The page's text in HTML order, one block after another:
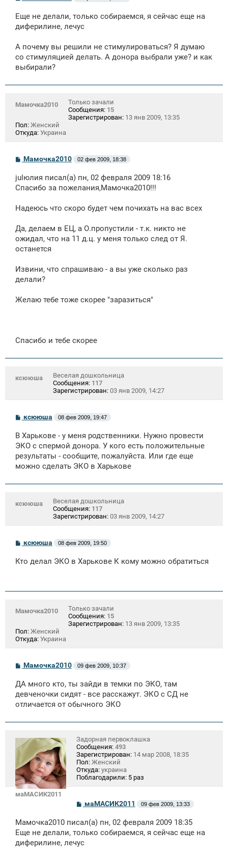
б
щ
и
Еще не делали, только собираемся, я сейчас еще на
диферилине, лечус
А почему вы решили не стимулироваться? Я думаю
со стимуляцией делать. А донора выбрали уже? и как
выбирали?
Мамочка2010
Только зачали
Сообщения: 15
Зарегистрирован: 13 янв 2009, 13:35
Пол: Женский
Откуда: Украина
С
б
щ
и
Мамочка2010 02 фев 2009, 18:38
julюлия писал(а) пн, 02 февраля 2009 18:16
Спасибо за пожелания,Мамочка2010!!!
Надеюсь что скоро будет чем почихать на вас всех
Да, делаем в ЕЦ, а О.пропустили - т.к. никто не
ожидал, что на 11 д.ц. у меня только след от Я.
останется
Извини, что спрашиваю - а вы уже сколько раз
делали?
Желаю тебе тоже скорее "заразиться"
Спасибо и тебе скорее
ксююша
Веселая дошкольница
Сообщения: 117
Зарегистрирован: 03 янв 2009, 14:27
С
б
щ
н
и
ксююша 08 фев 2009, 19:47
В Харькове - у меня родственники. Нужно провести
ЭКО с спермой донора. У кого есть положительные
результаты - сообщите, пожалуйста. Или где еще
можно сделать ЭКО в Харькове
ксююша
Веселая дошкольница
Сообщения: 117
Зарегистрирован: 03 янв 2009, 14:27
С
б
и
ксююша 08 фев 2009, 19:50
Кто делал ЭКО в Харькове К кому можно обратиться
Мамочка2010
Только зачали
Сообщения: 15
Зарегистрирован: 13 янв 2009, 13:35
Пол: Женский
Откуда: Украина
С
б
щ
н
е
Мамочка2010 09 фев 2009, 10:37
ДА много кто, ты зайди в темки по ЭКО, там
девченочки сидят - все расскажут. ЭКО с СД не
отличается от обычного ЭКО
маМАСИК2011
Задорная первоклашка
Сообщения: 493
Зарегистрирован: 14 мар 2008, 18:35
Пол: Женский
Откуда: украина
Поблагодарили: 5 раз
С
б
щ
н
маМАСИК2011 09 фев 2009, 13:33
Мамочка2010 писал(а) пн, 02 февраля 2009 18:35
Еще не делали, только собираемся, я сейчас еще на
диферилине, лечус